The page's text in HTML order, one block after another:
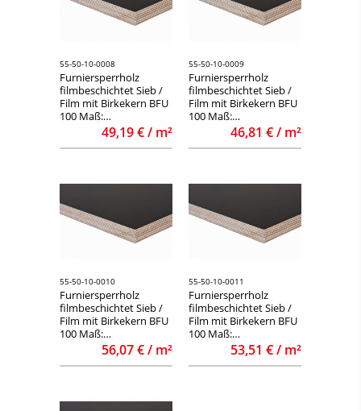
55-50-10-0008
Furniersperrholz
filmbeschichtet Sieb /
Film mit Birkekern BFU
100 Maß:
1500x3000x18mm
49,19 € / m²
55-50-10-0009
Furniersperrholz
filmbeschichtet Sieb /
Film mit Birkekern BFU
100 Maß:
1250x2500x21mm
46,81 € / m²
55-50-10-0010
Furniersperrholz
filmbeschichtet Sieb /
Film mit Birkekern BFU
100 Maß:
1500x3000x21mm
56,07 € / m²
55-50-10-0011
Furniersperrholz
filmbeschichtet Sieb /
Film mit Birkekern BFU
100 Maß:
1250x2500x24mm
53,51 € / m²